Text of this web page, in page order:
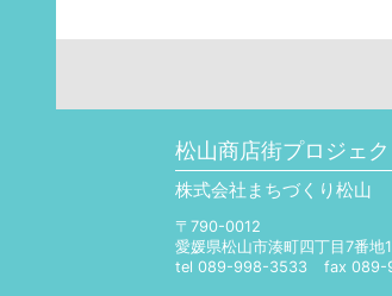
松山商店街プロジェク
株式会社まちづくり松山
〒790-0012
愛媛県松山市湊町四丁目7番地
tel 089-998-3533
fax 089-